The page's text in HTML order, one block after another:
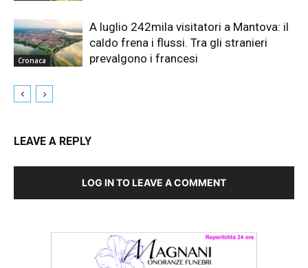
Cronaca
A luglio 242mila visitatori a Mantova: il
caldo frena i flussi. Tra gli stranieri
prevalgono i francesi
LEAVE A REPLY
LOG IN TO LEAVE A COMMENT